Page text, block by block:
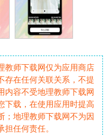
教师下载网仅为应用商店
存在任何关联关系，不提
内容不受地理教师下载网
下载，在使用应用时提高
；地理教师下载网不为因
任何责任。